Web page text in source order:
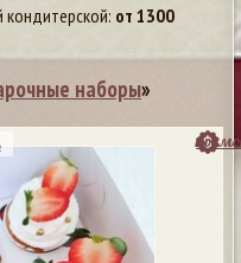
от 1300
наборы»